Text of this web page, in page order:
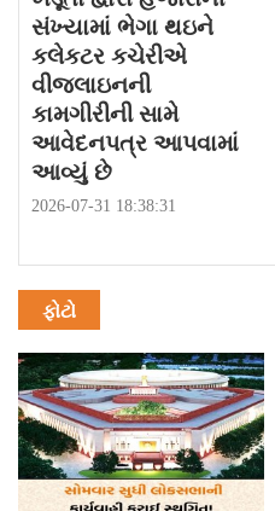
સંખ્યામાં ભેગા થઇને
કલેકટર કચેરીએ
વીજલાઇનની
કામગીરીની સામે
આવેદનપત્ર આપવામાં
આવ્યું છે
2026-07-31 18:38:31
ફોટો